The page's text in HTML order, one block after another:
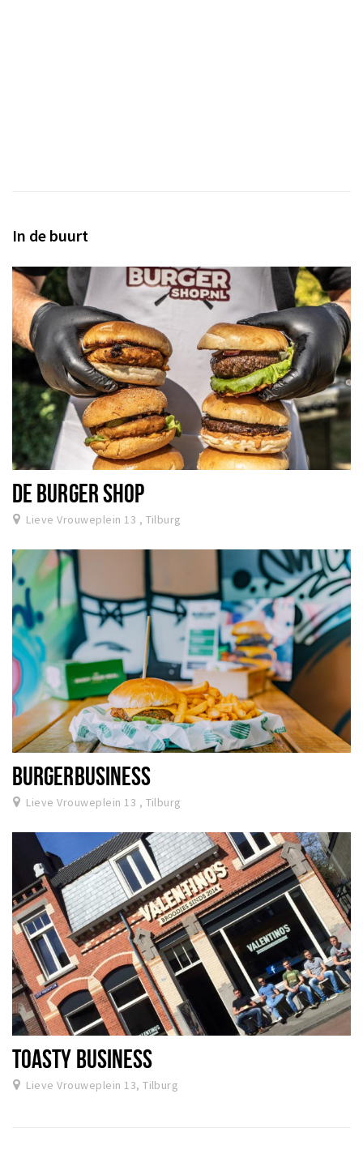
In de buurt
DE BURGER SHOP
Lieve Vrouweplein 13 , Tilburg
BURGERBUSINESS
Lieve Vrouweplein 13 , Tilburg
TOASTY BUSINESS
Lieve Vrouweplein 13, Tilburg